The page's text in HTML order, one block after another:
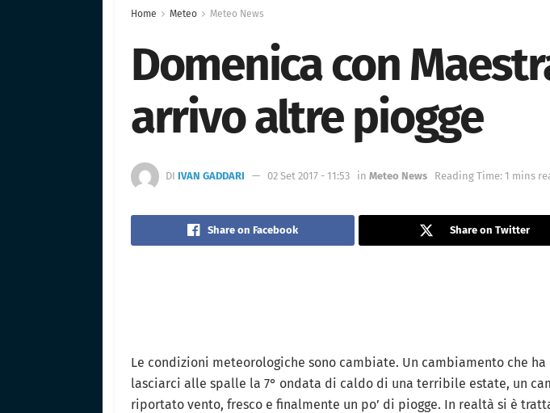
Home Meteo Meteo News
Domenica con
arrivo altre piogge
DI IVAN GADDARI 02 Set 2017 - 11:53 in Meteo News Reading Time: 1 mins
Share on Facebook Share on Twitter
Le condizioni meteorologiche sono cambiate. Un cambiamento che ha
lasciarci alle spalle la 7° ondata di caldo di una terribile estate, un
riportato vento, fresco e finalmente un po’ di piogge. In realtà si è